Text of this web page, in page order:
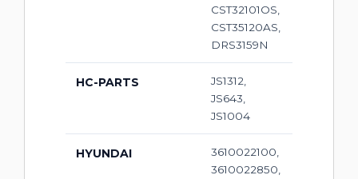
CST32101OS,
CST35120AS,
DRS3159N
HC-PARTS
JS1312,
JS643,
JS1004
HYUNDAI
3610022100,
3610022850,